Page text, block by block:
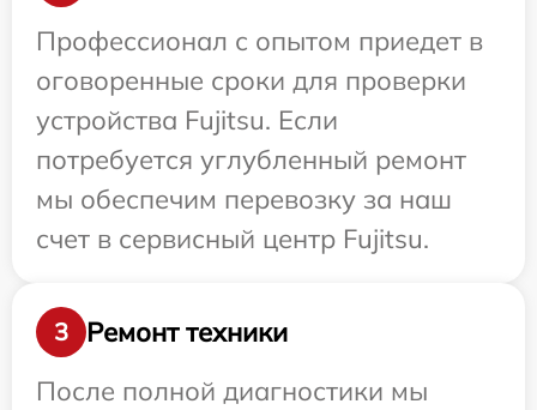
Профессионал с опытом приедет в
оговоренные сроки для проверки
устройства Fujitsu. Если
потребуется углубленный ремонт
мы обеспечим перевозку за наш
счет в сервисный центр Fujitsu.
3
Ремонт техники
После полной диагностики мы